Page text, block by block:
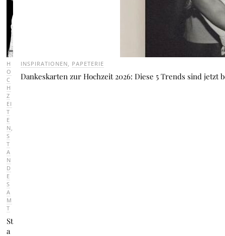
H
O
C
H
Z
EI
T
E
N
S
T
A
N
D
E
S
A
M
T
St
a
INSPIRATIONEN PAPETERIE
Dankeskarten zur Hochzeit 2026: Diese 5 Trends sind jetzt